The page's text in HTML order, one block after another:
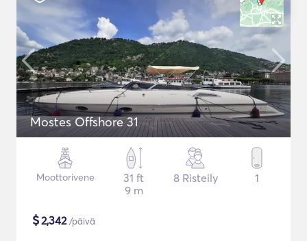
Mostes Offshore 31
Moottorivene
31 ft
9 m
8 Risteily 1
$2,342/päivä